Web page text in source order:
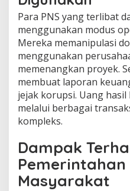
Para PNS yang terlibat
menggunakan modus
Mereka memanipulasi
menggunakan
memenangkan proyek.
membuat laporan
jejak korupsi. Uang
melalui berbagai
kompleks.
Dampak
Pemerintahan
Masyarakat